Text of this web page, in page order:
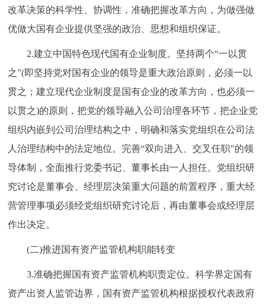
改革决策的科学性、协调性，准确把握改革方向，为做强做
优做大国有企业提供坚强的政治、思想和组织保证。
2.建立中国特色现代国有企业制度。坚持两个“一以贯
之”(即坚持党对国有企业的领导是重大政治原则，必须一以
贯之；建立现代企业制度是国有企业的改革方向，也必须一
以贯之)的原则，把党的领导融入公司治理各环节，把企业党
组织内嵌到公司治理结构之中，明确和落实党组织在公司法
人治理结构中的法定地位。完善“双向进入、交叉任职”的领
导体制，全面推行党委书记、董事长由一人担任。党组织研
究讨论是董事会、经理层决策重大问题的前置程序，重大经
营管理事项必须经党组织研究讨论后，再由董事会或经理层
作出决定。
(二)推进国有资产监管机构职能转变
3.准确把握国有资产监管机构职责定位。科学界定国有
资产出资人监管边界，国有资产监管机构根据授权代表政府